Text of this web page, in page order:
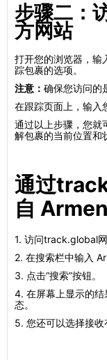
步骤二：
方网站
打开您的浏览器，输
踪包裹的选项。
注意： 确保您访问的
在跟踪页面上，输入
通过以上步骤，您就
解包裹的当前位置和
通过
自
1. 访问track.global网
2. 在搜索栏中输入
3. 点击“搜索”按钮。
4. 在屏幕上显示的
态。
5. 您还可以选择接收